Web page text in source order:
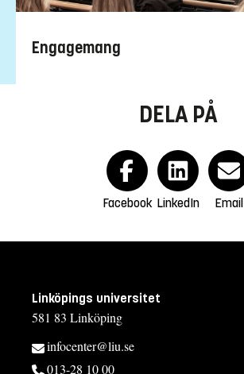
Engagemang
DELA PÅ
Facebook LinkedIn Email
Linköpings universitet
581 83 Linköping
infocenter@liu.se
013-28 10 00